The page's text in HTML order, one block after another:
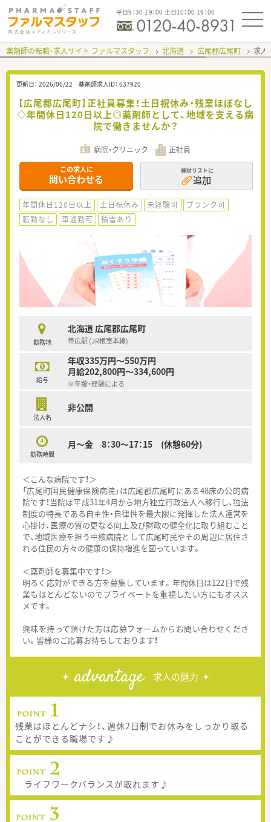
平日9：30-19：00 土日10：00-19：00
薬剤師の転職・求人サイト ファルマスタッフ 北海道 広尾郡広尾町 求人
更新日： 2026/06/22 薬剤師求人ID： 637920
【広尾郡広尾町】正社員募集！土日祝休み・残業ほぼなし
◇年間休日120日以上◎薬剤師として、地域を支える病
院で働きませんか？
病院・クリニック 正社員
この求人に
問い合わせる
検討リストに
追加
年間休日120日以上 土日祝休み 未経験可
ブランク可
転勤なし
車通勤可 積雪あり
勤務地
北海道 広尾郡広尾町
帯広駅 (JR根室本線)
給与
年収335万円～550万円
月給202,800円～334,600円
※年齢・経験による
法人名
非公開
勤務時間
月～金 8：30～17：15 (休憩60分)
＜こんな病院です！＞
「広尾町国民健康保険病院」は広尾郡広尾町にある48床の公的病
院です！当院は平成31年4月から地方独立行政法人へ移行し、独法
制度の特長である自主性・自律性を最大限に発揮した法人運営を
心掛け、医療の質の更なる向上及び財政の健全化に取り組むこと
で、地域医療を担う中核病院として広尾町民やその周辺に居住さ
れる住民の方々の健康の保持増進を図っています。
＜薬剤師を募集中です！＞
明るく応対ができる方を募集しています。年間休日は122日で残
業もほとんどないのでプライベートを重視したい方にもオスス
メです。
興味を持って頂けた方は応募フォームからお問い合わせくださ
い。皆様のご応募お待ちしております！
advantage 求人の魅力
残業はほとんどナシ！、週休2日制でお休みをしっかり取る
ことができる職場です♪
ライフワークバランスが取れます♪